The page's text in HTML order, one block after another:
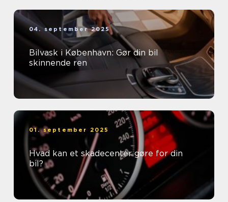
04. september 2025
Bilvask i København: Gør din bil
skinnende ren
01. september 2025
Hvad kan et skadecenter gøre for din
bil?